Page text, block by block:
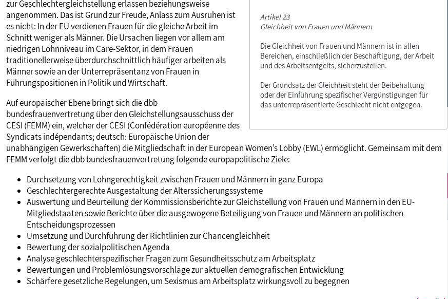
Mitgliedsgewerkschaften
Kooperationen
Alterssicherung
Bildung
Gesundheit
Europa
Stellungnahmen
Digitalisierung
Frauenrecht kompakt
PUBLIKATIONEN
TERMINE & VERANSTALTUNGEN
Seminare
MITGLIEDSCHAFT & SERVICE
Akademie
Verlag
Artikel 23
Gleichheit von Frauen und Männern
Die Gleichheit von Frauen und Männern ist in allen
Bereichen, einschließlich der Beschäftigung, der Arbeit
und des Arbeitsentgelts, sicherzustellen.
Der Grundsatz der Gleichheit steht der Beibehaltung
oder der Einführung spezifischer Vergünstigungen für
das unterrepräsentierte Geschlecht nicht entgegen.
zur Geschlechtergleichstellung erlassen beziehungsweise
angenommen. Das ist Grund zur Freude, Anlass zum Ausruhen ist
es nicht: In der EU verdienen Frauen für die gleiche Arbeit im
Schnitt weniger als Männer. Die Ursachen liegen vor allem am
niedrigen Lohnniveau im Care-Sektor, in dem Frauen
traditionellerweise überdurchschnittlich häufiger arbeiten als
Männer sowie an der Unterrepräsentanz von Frauen in
Führungspositionen in Politik und Wirtschaft.
Auf europäischer Ebene bringt sich die dbb
bundesfrauenvertretung über den Gleichstellungsausschuss der
CESI (FEMM) ein, welcher der CESI (Confédération européenne des
Syndicats indépendants; deutsch: Europäische Union der
unabhängigen Gewerkschaften) die Mitgliedschaft in der European Women’s Lobby (EWL) ermöglicht. Gemeinsam mit dem
FEMM verfolgt die dbb bundesfrauenvertretung folgende europapolitische Ziele:
Durchsetzung von Lohngerechtigkeit zwischen Frauen und Männern in ganz Europa
Geschlechtergerechte Ausgestaltung der Alterssicherungssysteme
Auswertung und Beurteilung der Kommissionsberichte zur Gleichstellung von Frauen und Männern in den EU-
Mitgliedstaaten sowie Berichte über die ausgewogene Beteiligung von Frauen und Männern an politischen
Entscheidungsprozessen
Umsetzung und Durchführung der Richtlinien zur Chancengleichheit
Bewertung der sozialpolitischen Agenda
Analyse geschlechterspezifischer Fragen zum Gesundheitsschutz am Arbeitsplatz
Bewertungen und Problemlösungsvorschläge zur aktuellen demografischen Entwicklung
Schärfere gesetzliche Regelungen, um Sexismus am Arbeitsplatz wirkungsvoll zu begegnen